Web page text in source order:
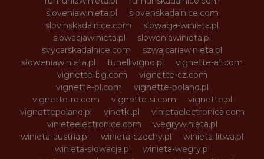
sloveniawinieta.pl
slovenskadalnice.com
slovinskadalnice.com
slowacja-winieta.pl
slowacjawinieta.pl
sloweniawinieta.pl
svycarskadalnice.com
szwajcariawinieta.pl
słoweniawinieta.pl
tunellivigno.pl
vignette-at.com
vignette-bg.com
vignette-cz.com
vignette-pl.com
vignette-poland.pl
vignette-ro.com
vignette-si.com
vignette.pl
vignettepoland.pl
vinetki.pl
vinietaelectronica.com
vinieteelectronice.com
wegrywinieta.pl
winieta-austria.pl
winieta-czechy.pl
winieta-litwa.pl
winieta-słowacja.pl
winieta-wegry.pl